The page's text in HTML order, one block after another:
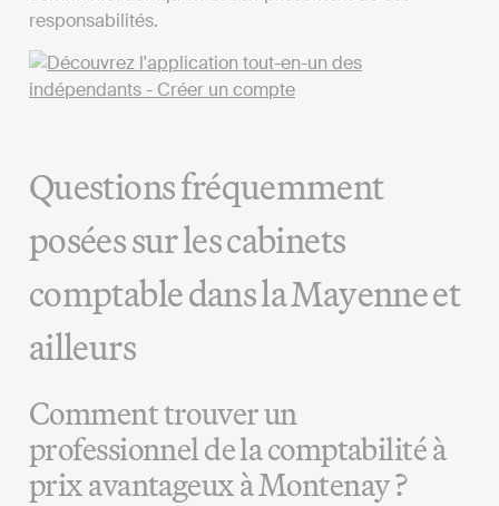
responsabilités.
Questions fréquemment
posées sur les cabinets
comptable dans la Mayenne et
ailleurs
Comment trouver un
professionnel de la comptabilité à
prix avantageux à Montenay ?